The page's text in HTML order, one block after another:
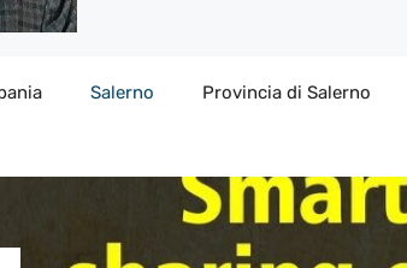
Salerno Provincia di Salerno